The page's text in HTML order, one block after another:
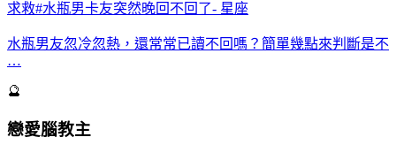
求救#水瓶男卡友突然晚回不回了- 星座
水瓶男友忽冷忽熱，還常常已讀不回嗎？簡單幾點來判斷是不
…
🔮
戀愛腦教主